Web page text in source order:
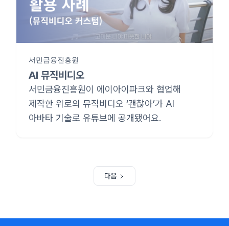
서민금융진흥원
AI 뮤직비디오
서민금융진흥원이 에이아이파크와 협업해
제작한 위로의 뮤직비디오 ‘괜찮아’가 AI
아바타 기술로 유튜브에 공개됐어요.
다음